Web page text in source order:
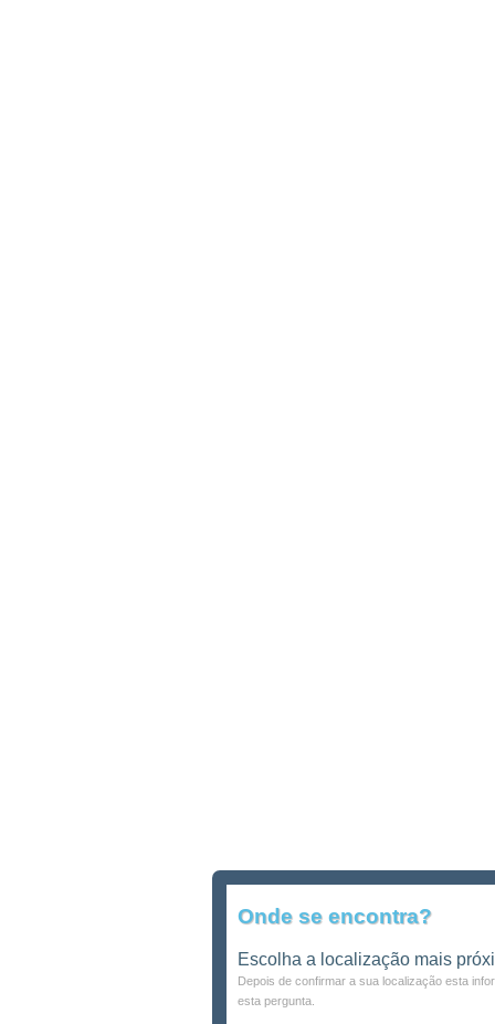
Onde se encontra?
Escolha a localização mais
Depois de confirmar a sua localização esta
esta pergunta.